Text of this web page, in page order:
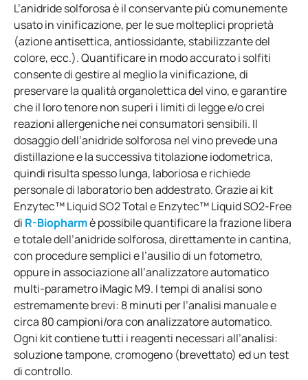
L’anidride solforosa è il conservante più comunemente
usato in vinificazione, per le sue molteplici proprietà
(azione antisettica, antiossidante, stabilizzante del
colore, ecc.). Quantificare in modo accurato i solfiti
consente di gestire al meglio la vinificazione, di
preservare la qualità organolettica del vino, e garantire
che il loro tenore non superi i limiti di legge e/o crei
reazioni allergeniche nei consumatori sensibili. Il
dosaggio dell’anidride solforosa nel vino prevede una
distillazione e la successiva titolazione iodometrica,
quindi risulta spesso lunga, laboriosa e richiede
personale di laboratorio ben addestrato. Grazie ai kit
Enzytec™ Liquid SO2 Total e Enzytec™ Liquid SO2-Free
di R-Biopharmè possibile quantificare la frazione libera
e totale dell’anidride solforosa, direttamente in cantina,
con procedure semplici e l’ausilio di un fotometro,
oppure in associazione all’analizzatore automatico
multi-parametro iMagic M9. I tempi di analisi sono
estremamente brevi: 8 minuti per l’analisi manuale e
circa 80 campioni/ora con analizzatore automatico.
Ogni kit contiene tutti i reagenti necessari all’analisi:
soluzione tampone, cromogeno (brevettato) ed un test
di controllo.